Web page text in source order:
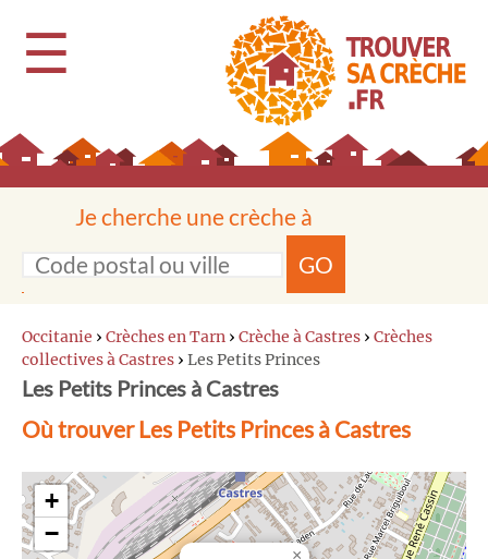
☰
Je cherche une crèche à
GO
Occitanie › Crèches en Tarn › Crèche à Castres › Crèches
collectives à Castres › Les Petits Princes
Les Petits Princes à Castres
Où trouver Les Petits Princes à Castres
+
−